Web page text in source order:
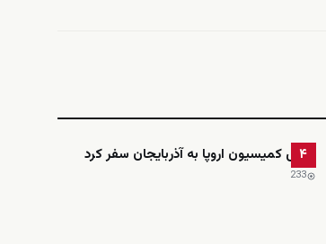
۴
رئیس کمیسیون اروپا به آذربایجان سفر کرد
233